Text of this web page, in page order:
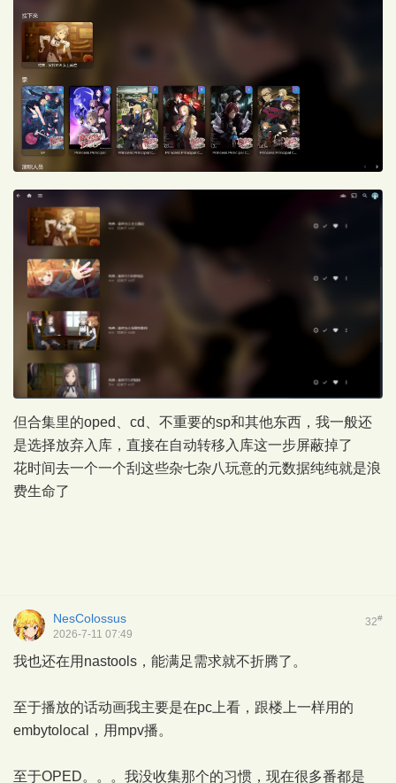
但合集里的oped、cd、不重要的sp和其他东西，我一般还
是选择放弃入库，直接在自动转移入库这一步屏蔽掉了
花时间去一个一个刮这些杂七杂八玩意的元数据纯纯就是浪
费生命了
32#
NesColossus
2026-7-11 07:49
我也还在用nastools，能满足需求就不折腾了。
至于播放的话动画我主要是在pc上看，跟楼上一样用的
embytolocal，用mpv播。
至于OPED。。。我没收集那个的习惯，现在很多番都是